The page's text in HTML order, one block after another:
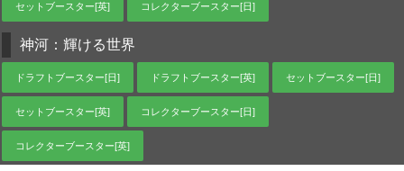
セットブースター[英] コレクターブースター[日]
神河：輝ける世界
ドラフトブースター[日] ドラフトブースター[英] セットブースター[日]
セットブースター[英] コレクターブースター[日]
コレクターブースター[英]